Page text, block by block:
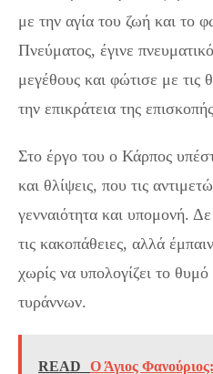
με την αγία του ζωή και το
Πνεύματος, έγινε
μεγέθους και φώτισε με τις
την επικράτεια της
Στο έργο του ο Κάρπος
και θλίψεις, που τις
γενναιότητα και υπομονή.
τις κακοπάθειες, αλλά
χωρίς να υπολογίζει το
τυράννων.
READ
Ο Άγιος